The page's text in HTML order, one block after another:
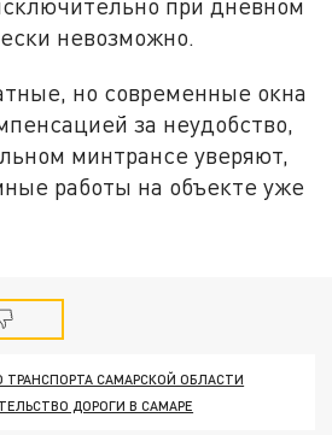
невозможно.
но современные окна
за неудобство,
минтрансе уверяют,
работы на объекте уже
САМАРСКОЙ ОБЛАСТИ
ДОРОГИ В САМАРЕ